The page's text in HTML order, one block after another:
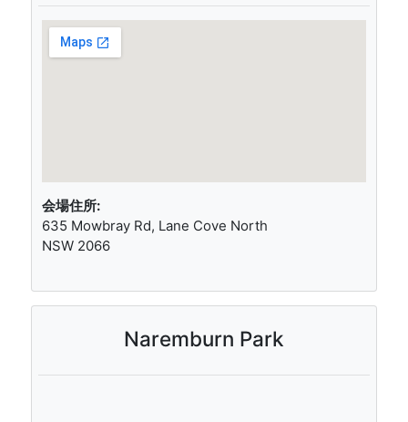
会場住所:
635 Mowbray Rd, Lane Cove North
NSW 2066
Naremburn Park